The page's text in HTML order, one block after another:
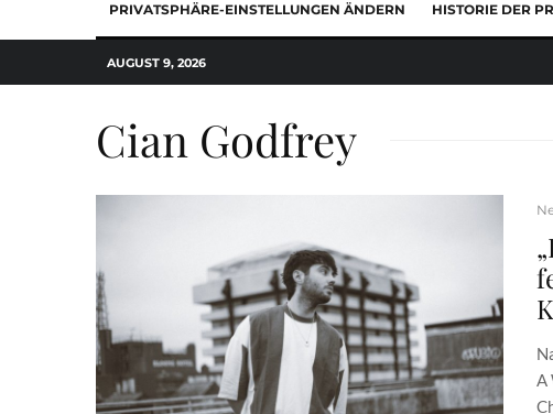
PRIVATSPHÄRE-EINSTELLUNGEN ÄNDERN HISTORIE DER
AUGUST 9, 2026
Cian Godfrey
A